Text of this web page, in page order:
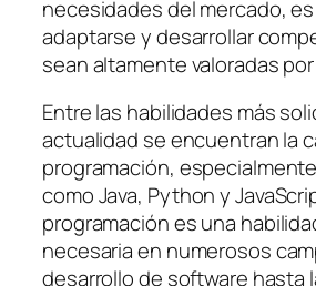
necesidades del mercado,
adaptarse y desarrollar
sean altamente valoradas
Entre las habilidades más
actualidad se encuentran la
programación,
como Java, Python y
programación es una
necesaria en numerosos
desarrollo de software hasta